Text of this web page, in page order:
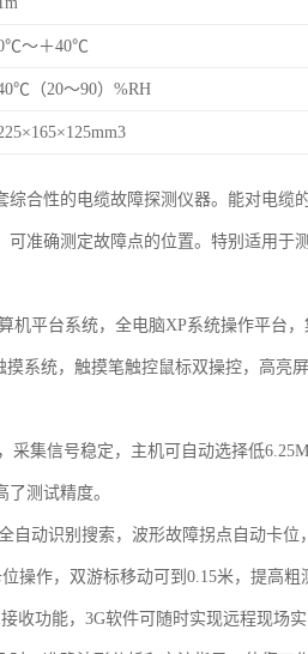
～＋40℃
（20～90）%RH
综合性的电缆故障探测仪器。能对电
可准确测定故障点的位置。特别适用于
平台系统，全电脑XP系统操作平台
系统，触摸笔触控鼠标双操控，高亮
采集信号稳定，主机可自动选择低
测试精度。
自动识别搜索，波形故障拐点自动卡
操作，双游标移动可到0.15米，提高粗
收功能，3G软件可随时实现远程现场